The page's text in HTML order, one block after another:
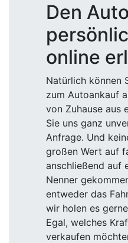
Den
online
Natürlich können
zum Autoankauf
von Zuhause aus
Sie uns ganz
Anfrage. Und
großen Wert auf
anschließend auf
Nenner
entweder das
wir holen es
Egal, welches
verkaufen